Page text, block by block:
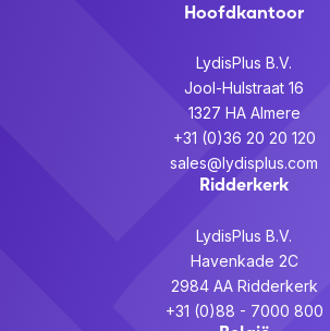
Hoofdkantoor
LydisPlus B.V.
Jool-Hulstraat 16
1327 HA Almere
+31 (0)36 20 20 120
sales@lydisplus.com
Ridderkerk
LydisPlus B.V.
Havenkade 2C
2984 AA Ridderkerk
+31 (0)88 - 7000 800